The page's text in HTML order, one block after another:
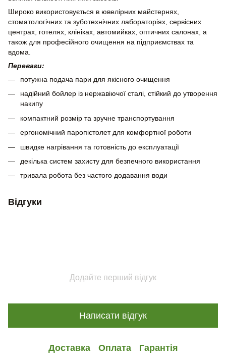
Широко використовується в ювелірних майстернях,
стоматологічних та зуботехнічних лабораторіях, сервісних
центрах, готелях, клініках, автомийках, оптичних салонах, а
також для професійного очищення на підприємствах та
вдома.
Переваги:
потужна подача пари для якісного очищення
надійний бойлер із нержавіючої сталі, стійкий до утворення
накипу
компактний розмір та зручне транспортування
ергономічний паропістолет для комфортної роботи
швидке нагрівання та готовність до експлуатації
декілька систем захисту для безпечного використання
тривала робота без частого додавання води
Відгуки
Додайте перший відгук
Написати відгук
Доставка Оплата Гарантія